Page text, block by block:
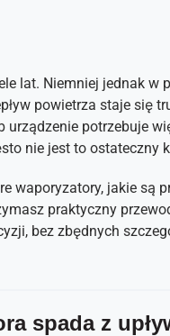
lat. Niemniej jednak w
powietrza staje się
potrzebuje
nie jest to ostateczny
waporyzatory, jakie są
praktyczny
bez zbędnych
spada z